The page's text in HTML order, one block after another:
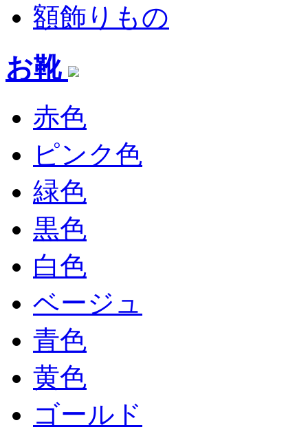
額飾りもの
お靴
赤色
ピンク色
緑色
黒色
白色
ベージュ
青色
黄色
ゴールド